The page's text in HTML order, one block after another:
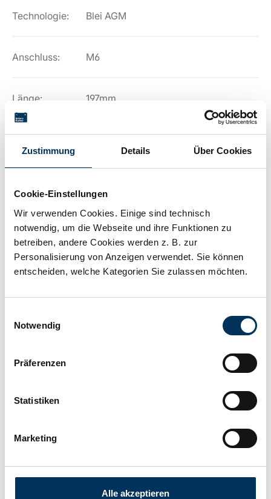
Zustimmung Details Über Cookies
Cookie-Einstellungen
Wir verwenden Cookies. Einige sind technisch
notwendig, um die Webseite und ihre Funktionen zu
betreiben, andere Cookies werden z. B. zur
Personalisierung von Anzeigen verwendet. Sie können
entscheiden, welche Kategorien Sie zulassen möchten.
Notwendig
Präferenzen
Statistiken
Marketing
Alle akzeptieren
Technologie: Blei AGM
Anschluss: M6
Länge: 197mm
Hersteller: SUN Battery
Gewicht: 13,5kg
Alternative Artikel